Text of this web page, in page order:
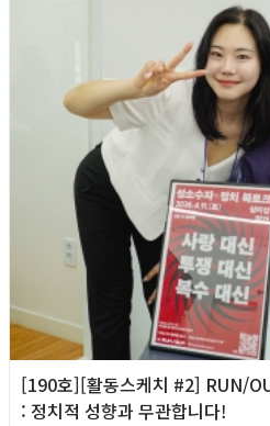
[190호][활동스케치 #2] RUN/
: 정치적 성향과 무관합니다!